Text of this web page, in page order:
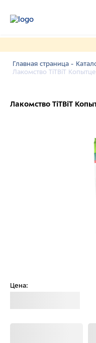
Главная страница -
Лакомство TiTBiT
Лакомство TiTBiT
Цена: